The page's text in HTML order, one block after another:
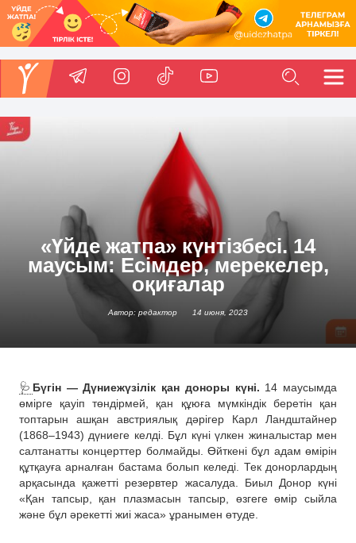
«Үйде жатпа» күнтізбесі. 14
маусым: Есімдер, мерекелер,
оқиғалар
Автор: редактор 14 июня, 2023
🩺 Бүгін — Дүниежүзілік қан доноры күні. 14 маусымда
өмірге қауіп төндірмей, қан құюға мүмкіндік беретін қан
топтарын ашқан австриялық дәрігер Карл Ландштайнер
(1868–1943) дүниеге келді. Бұл күні үлкен жиналыстар мен
салтанатты концерттер болмайды. Өйткені бұл адам өмірін
құтқауға арналған бастама болып келеді. Тек донорлардың
арқасында қажетті резервтер жасалуда. Биыл Донор күні
«Қан тапсыр, қан плазмасын тапсыр, өзгеге өмір сыйла
және бұл әрекетті жиі жаса» ұранымен өтуде.